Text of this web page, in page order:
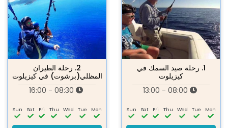
1. رحلة صيد السمك في
كيزيلوت
Mon
Tue
Wed
Thu
Fri
Sat
Sun
2. رحلة الطيران
المظلي(برشوت) في كيزيلوت
Mon
Tue
Wed
Thu
Fri
Sat
Sun